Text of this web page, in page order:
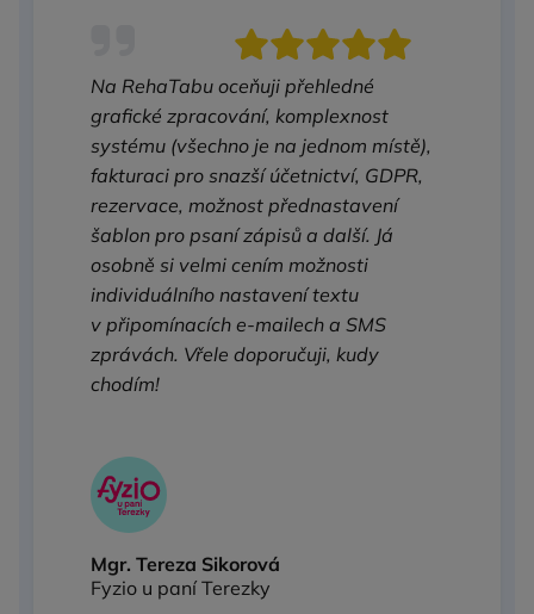
Na RehaTabu oceňuji přehledné
grafické zpracování, komplexnost
systému (všechno je na jednom místě),
fakturaci pro snazší účetnictví, GDPR,
rezervace, možnost přednastavení
šablon pro psaní zápisů a další. Já
osobně si velmi cením možnosti
individuálního nastavení textu
v připomínacích e‑mailech a SMS
zprávách. Vřele doporučuji, kudy
chodím!
Mgr. Tereza Sikorová
Fyzio u paní Terezky